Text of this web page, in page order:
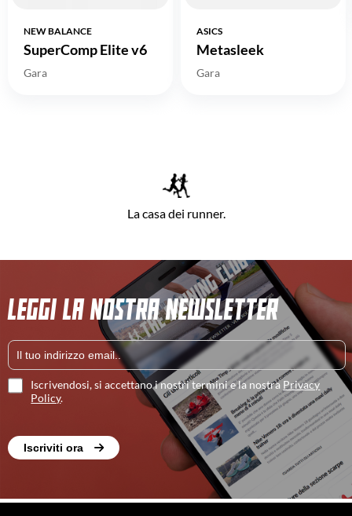
NEW BALANCE
SuperComp Elite v6
Gara
ASICS
Metasleek
Gara
La casa dei runner.
LEGGI LA NOSTRA NEWSLETTER
Iscrivendosi, si accettano i nostri termini e la nostraPrivacy
Policy.
Iscriviti ora